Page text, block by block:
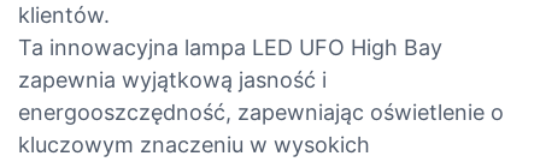
klientów.
Ta innowacyjna lampa LED UFO High Bay
zapewnia wyjątkową jasność i
energooszczędność, zapewniając oświetlenie o
kluczowym znaczeniu w wysokich